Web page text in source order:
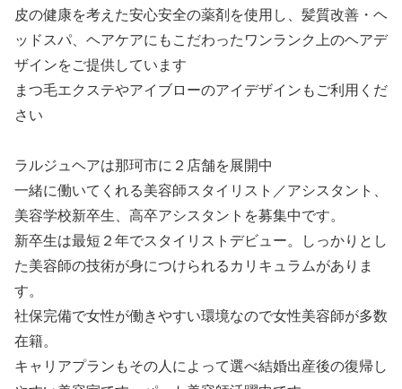
皮の健康を考えた安心安全の薬剤を使用し、髪質改善・ヘ
ッドスパ、ヘアケアにもこだわったワンランク上のヘアデ
ザインをご提供しています
まつ毛エクステやアイブローのアイデザインもご利用くだ
さい
ラルジュヘアは那珂市に２店舗を展開中
一緒に働いてくれる美容師スタイリスト／アシスタント、
美容学校新卒生、高卒アシスタントを募集中です。
新卒生は最短２年でスタイリストデビュー。しっかりとし
た美容師の技術が身につけられるカリキュラムがありま
す。
社保完備で女性が働きやすい環境なので女性美容師が多数
在籍。
キャリアプランもその人によって選べ結婚出産後の復帰し